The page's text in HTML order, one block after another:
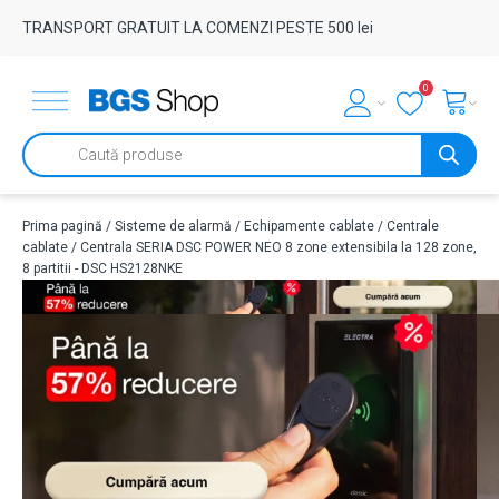
TRANSPORT GRATUIT LA COMENZI PESTE 500 lei
0
Products
search
Prima pagină / Sisteme de alarmă / Echipamente cablate / Centrale
cablate / Centrala SERIA DSC POWER NEO 8 zone extensibila la 128 zone,
8 partitii - DSC HS2128NKE